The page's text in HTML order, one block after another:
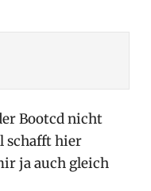
Bootcd nicht
schafft hier
ja auch gleich